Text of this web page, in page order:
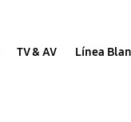
TV & AV Línea